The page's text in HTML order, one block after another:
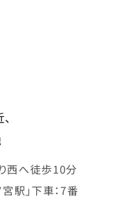
西へ徒歩10分
駅」下車：7番